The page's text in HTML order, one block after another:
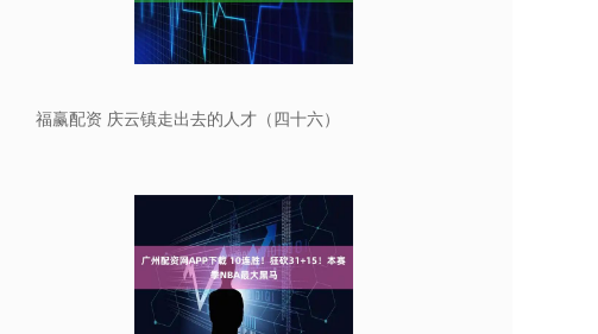
福赢配资 庆云镇走出去的人才（四十六）